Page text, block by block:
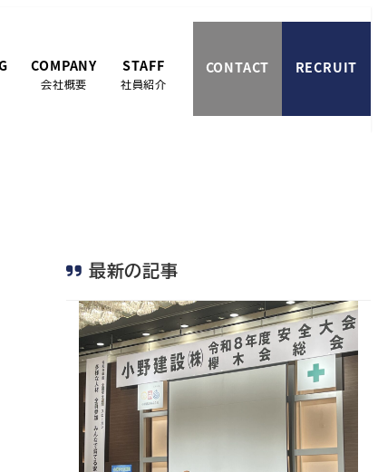
COMPANY
会社概要
STAFF
社員紹介
CONTACT RECRUIT
最新の記事